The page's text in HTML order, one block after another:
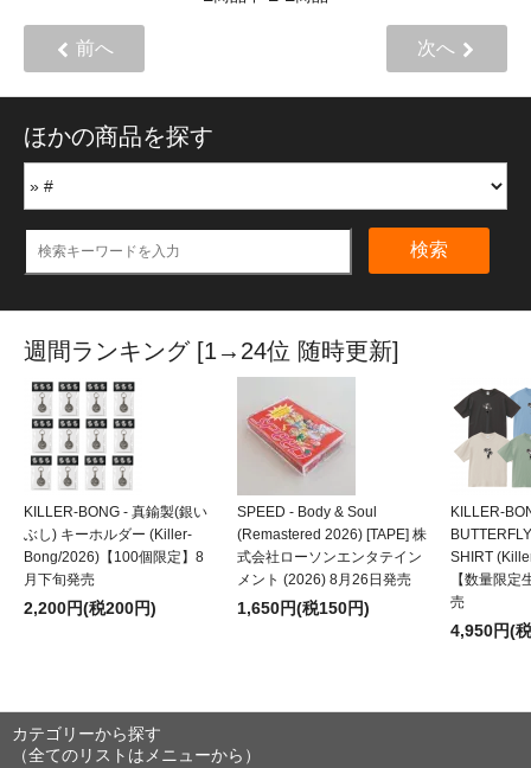
前へ 次へ
ほかの商品を探す
検索
週間ランキング [1→24位 随時更新]
KILLER-BONG - 真鍮製(銀い
ぶし) キーホルダー (Killer-
Bong/2026)【100個限定】8
月下旬発売
2,200円(税200円)
SPEED - Body & Soul
(Remastered 2026) [TAPE] 株
式会社ローソンエンタテイン
メント (2026) 8月26日発売
1,650円(税150円)
KILLER-
SHIRT
【数量限定
売
4,950円(
カテゴリーから探す
（全てのリストはメニューから）